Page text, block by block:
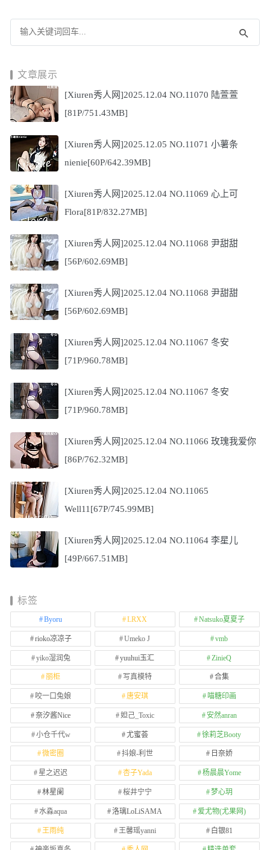
文章展示
[Xiuren秀人网]2025.12.04 NO.11070 陆萱萱
[81P/751.43MB]
[Xiuren秀人网]2025.12.05 NO.11071 小薯条
nienie[60P/642.39MB]
[Xiuren秀人网]2025.12.04 NO.11069 心上可
Flora[81P/832.27MB]
[Xiuren秀人网]2025.12.04 NO.11068 尹甜甜
[56P/602.69MB]
[Xiuren秀人网]2025.12.04 NO.11068 尹甜甜
[56P/602.69MB]
[Xiuren秀人网]2025.12.04 NO.11067 冬安
[71P/960.78MB]
[Xiuren秀人网]2025.12.04 NO.11067 冬安
[71P/960.78MB]
[Xiuren秀人网]2025.12.04 NO.11066 玫瑰我爱你
[86P/762.32MB]
[Xiuren秀人网]2025.12.04 NO.11065
Well11[67P/745.99MB]
[Xiuren秀人网]2025.12.04 NO.11064 李星儿
[49P/667.51MB]
标签
Byoru LRXX Natsuko夏夏子
rioko凉凉子 Umeko J vmb
yiko湿润兔 yuuhui玉汇 ZinieQ
丽柜 写真模特 合集
咬一口兔娘 唐安琪 喵糖印画
奈汐酱Nice 妲己_Toxic 安然anran
小仓千代w 尤蜜荟 徐莉芝Booty
微密圈 抖娘-利世 日奈娇
星之迟迟 杏子Yada 杨晨晨Yome
林星阑 桜井宁宁 梦心玥
水淼aqua 洛璃LoLiSAMA 爱尤物(尤果网)
王雨纯 王馨瑶yanni 白银81